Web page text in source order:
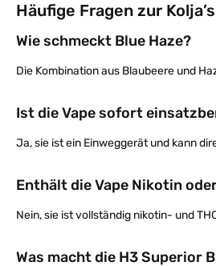
Häufige Fragen zur
Wie schmeckt Blue Haze?
Die Kombination aus Blaubeere und
Ist die Vape sofort
Ja, sie ist ein Einweggerät und kann
Enthält die Vape Nikotin
Nein, sie ist vollständig nikotin- und
Was macht die H3 Superior